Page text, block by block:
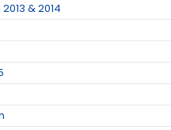
& 2014